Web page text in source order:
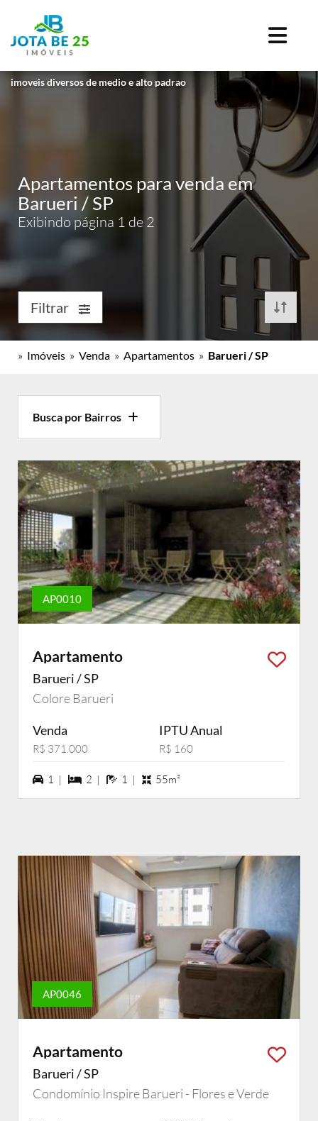
imoveis diversos de medio e alto padrao
Apartamentos para venda em
Barueri / SP
Exibindo página 1 de 2
Filtrar
» Imóveis » Venda » Apartamentos » Barueri / SP
Busca por Bairros
AP0010
Apartamento
Barueri / SP
Colore Barueri
Venda
R$ 371.000
IPTU Anual
R$ 160
1 vagas na garagem
1 | 2 dormiórios
2 | 1 banheiros
1 | 55m²
AP0046
Apartamento
Barueri / SP
Condomínio Inspire Barueri - Flores e Verde